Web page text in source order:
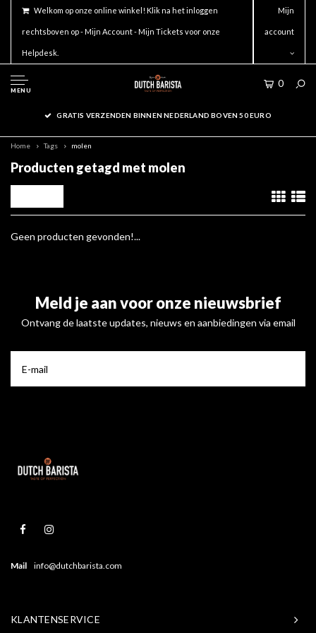
Welkom op onze online winkel! Klik na het inloggen
rechtsboven op - Mijn Account - Mijn Tickets voor onze
Helpdesk.
Mijn
account
MENU
0
GRATIS VERZENDEN BINNEN NEDERLAND BOVEN 50 EURO
Home Tags molen
Producten getagd met molen
Geen producten gevonden!...
Meld je aan voor onze nieuwsbrief
Ontvang de laatste updates, nieuws en aanbiedingen via email
Mail info@dutchbarista.com
KLANTENSERVICE